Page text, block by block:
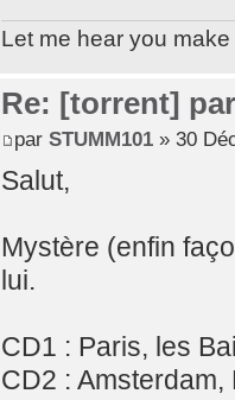
Let me hear you
Re: [torrent]
par STUMM101» 30
Salut,
Mystère (enfin
lui.
CD1 : Paris, les
CD2 :